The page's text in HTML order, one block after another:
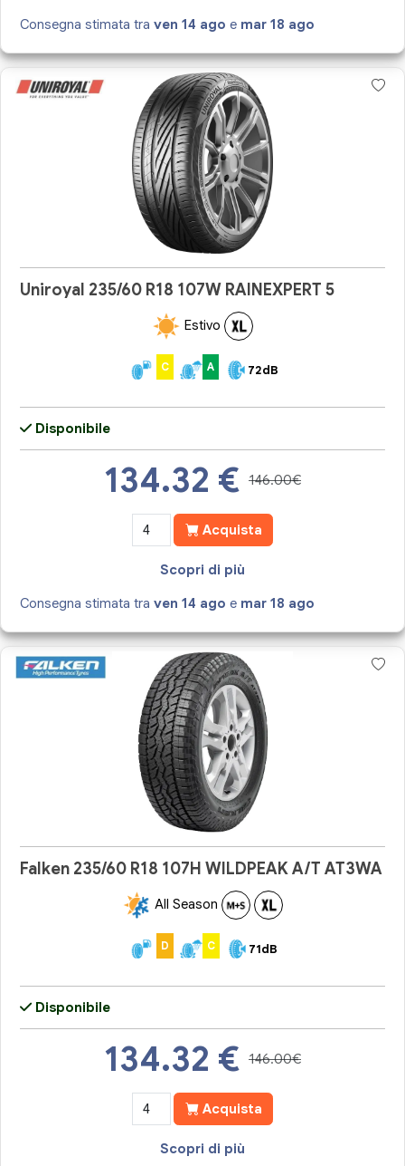
Consegna stimata traven 14 ago e mar 18 ago
Uniroyal 235/60 R18 107W RAINEXPERT 5
Estivo
C A 72dB
Disponibile
134.32 € 146.00€
Acquista
Scopri di più
Consegna stimata traven 14 ago e mar 18 ago
Falken 235/60 R18 107H WILDPEAK A/T AT3WA
All Season
D C 71dB
Disponibile
134.32 € 146.00€
Acquista
Scopri di più